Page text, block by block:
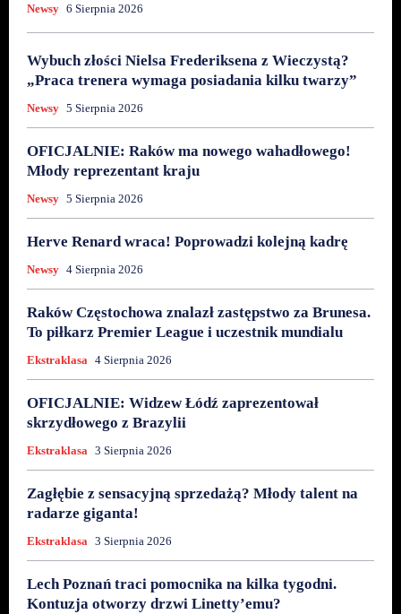
Newsy 6 Sierpnia 2026
Wybuch złości Nielsa Frederiksena z Wieczystą?
„Praca trenera wymaga posiadania kilku twarzy”
Newsy 5 Sierpnia 2026
OFICJALNIE: Raków ma nowego wahadłowego!
Młody reprezentant kraju
Newsy 5 Sierpnia 2026
Herve Renard wraca! Poprowadzi kolejną kadrę
Newsy 4 Sierpnia 2026
Raków Częstochowa znalazł zastępstwo za Brunesa.
To piłkarz Premier League i uczestnik mundialu
Ekstraklasa 4 Sierpnia 2026
OFICJALNIE: Widzew Łódź zaprezentował
skrzydłowego z Brazylii
Ekstraklasa 3 Sierpnia 2026
Zagłębie z sensacyjną sprzedażą? Młody talent na
radarze giganta!
Ekstraklasa 3 Sierpnia 2026
Lech Poznań traci pomocnika na kilka tygodni.
Kontuzja otworzy drzwi Linetty’emu?